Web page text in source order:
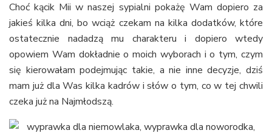
Choć kącik Mii w naszej sypialni pokażę Wam dopiero za
jakieś kilka dni, bo wciąż czekam na kilka dodatków, które
ostatecznie nadadzą mu charakteru i dopiero wtedy
opowiem Wam dokładnie o moich wyborach i o tym, czym
się kierowałam podejmując takie, a nie inne decyzje, dziś
mam już dla Was kilka kadrów i słów o tym, co w tej chwili
czeka już na Najmłodszą.